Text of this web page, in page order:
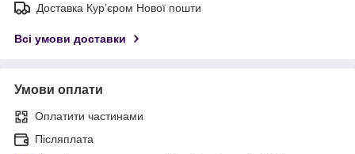
Доставка Курʼєром Нової пошти
Всі умови доставки
Умови оплати
Оплатити частинами
Післяплата